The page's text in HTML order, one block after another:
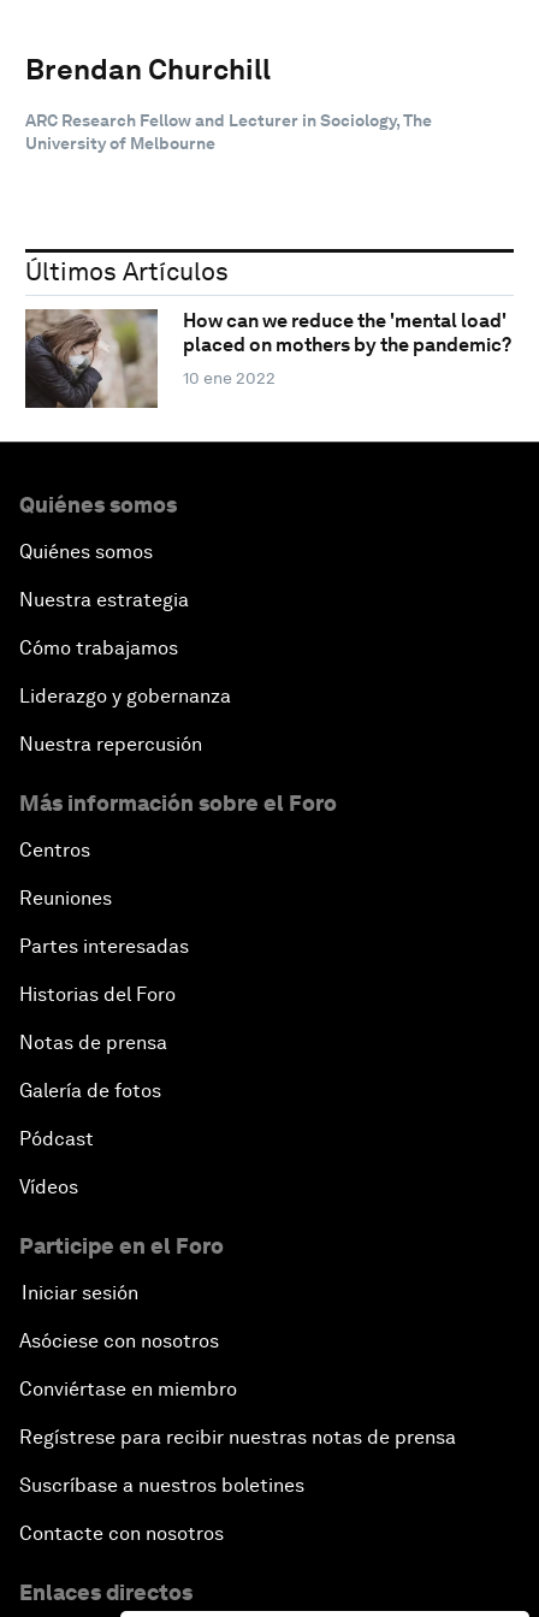
Brendan Churchill
ARC Research Fellow and Lecturer in Sociology, The
University of Melbourne
Últimos Artículos
How can we reduce the 'mental load'
placed on mothers by the pandemic?
10 ene 2022
Quiénes somos
Quiénes somos
Nuestra estrategia
Cómo trabajamos
Liderazgo y gobernanza
Nuestra repercusión
Más información sobre el Foro
Centros
Reuniones
Partes interesadas
Historias del Foro
Notas de prensa
Galería de fotos
Pódcast
Vídeos
Participe en el Foro
Iniciar sesión
Asóciese con nosotros
Conviértase en miembro
Regístrese para recibir nuestras notas de prensa
Suscríbase a nuestros boletines
Contacte con nosotros
Enlaces directos